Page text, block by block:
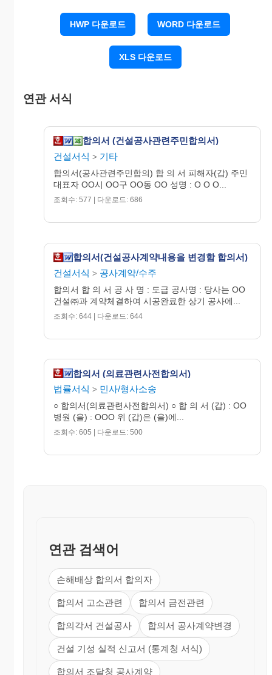
(합의내용은 상황에 맞게 수정하세요)
20OO년 O월 O일
면 생략가능)
(인)
위 가해자(을) :
(주)OOO 대표 O O O (인)
입 회 인 : O O O (주민
OO시 OO구 OO
동 OO
HWP 다운로드 WORD 다운로드
XLS 다운로드
연관 서식
합의서 (건설공사관련주민합의서)
건설서식 > 기타
합의서(공사관련주민합의) 합 의 서 피해자(갑) 주민
대표자 OO시 OO구 OO동 OO 성명 : O O O...
조회수: 577 | 다운로드: 686
합의서(건설공사계약내용을 변경함 합의서)
건설서식 > 공사계약/수주
합의서 합 의 서 공 사 명 : 도급 공사명 : 당사는 OO
건설㈜과 계약체결하여 시공완료한 상기 공사에...
조회수: 644 | 다운로드: 644
합의서 (의료관련사전합의서)
법률서식 > 민사/형사소송
○ 합의서(의료관련사전합의서) ○ 합 의 서 (갑) : OO
병원 (을) : OOO 위 (갑)은 (을)에...
조회수: 605 | 다운로드: 500
연관 검색어
손해배상 합의서 합의자
합의서 고소관련 합의서 금전관련
합의각서 건설공사 합의서 공사계약변경
건설 기성 실적 신고서 (통계청 서식)
합의서 조달청 공사계약